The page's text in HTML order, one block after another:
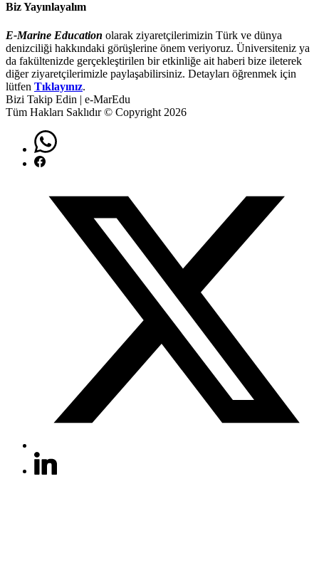
Biz Yayınlayalım
E-Marine Education olarak ziyaretçilerimizin Türk ve dünya
denizciliği hakkındaki görüşlerine önem veriyoruz. Üniversiteniz ya
da fakültenizde gerçekleştirilen bir etkinliğe ait haberi bize ileterek
diğer ziyaretçilerimizle paylaşabilirsiniz. Detayları öğrenmek için
lütfen Tıklayınız.
Bizi Takip Edin | e-MarEdu
Tüm Hakları Saklıdır © Copyright 2026